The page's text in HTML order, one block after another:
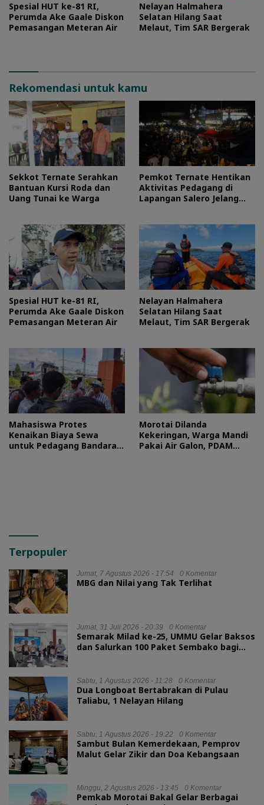
Spesial HUT ke-81 RI,
Perumda Ake Gaale Diskon
Pemasangan Meteran Air
Nelayan Halmahera
Selatan Hilang Saat
Melaut, Tim SAR Bergerak
Rekomendasi untuk kamu
Sekkot Ternate Serahkan
Bantuan Kursi Roda dan
Uang Tunai ke Warga
Pemkot Ternate Hentikan
Aktivitas Pedagang di
Lapangan Salero Jelang
Spesial HUT ke-81 RI,
Perumda Ake Gaale Diskon
Pemasangan Meteran Air
Nelayan Halmahera
Selatan Hilang Saat
Melaut, Tim SAR Bergerak
Mahasiswa Protes
Kenaikan Biaya Sewa
untuk Pedagang Bandara
Morotai Dilanda
Kekeringan, Warga Mandi
Pakai Air Galon, PDAM
Terpopuler
Jumat, 7 Agustus 2026 - 17:54 0 Komentar
MBG dan Nilai yang Tak Terlihat
Jumat, 31 Juli 2026 - 20:39 0 Komentar
Semarak Milad ke-25, UMMU Gelar Baksos
dan Salurkan 100 Paket Sembako bagi
Sabtu, 1 Agustus 2026 - 11:28 0 Komentar
Dua Longboat Bertabrakan di Pulau
Taliabu, 1 Nelayan Hilang
Sabtu, 1 Agustus 2026 - 19:22 0 Komentar
Sambut Bulan Kemerdekaan, Pemprov
Malut Gelar Zikir dan Doa Kebangsaan
Minggu, 2 Agustus 2026 - 13:45 0 Komentar
Pemkab Morotai Bakal Gelar Berbagai